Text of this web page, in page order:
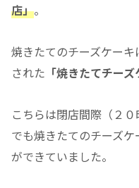
店」。
焼きたてのチーズケー
された 「焼きたてチーズ
こちらは閉店間際（２
でも焼きたてのチーズ
ができていました。